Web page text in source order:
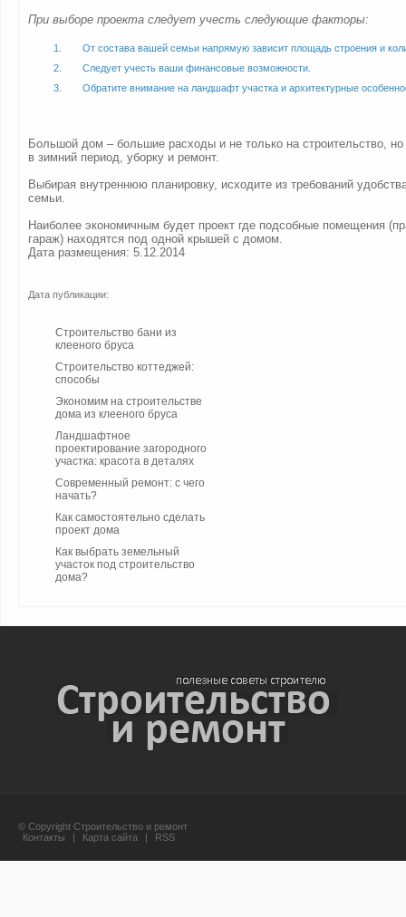
При выборе проекта следует учесть следующие факторы:
От состава вашей семьи напрямую зависит площадь строения и
Следует учесть ваши финансовые возможности.
Обратите внимание на ландшафт участка и архитектурные
Большой дом – большие расходы и не только на строительство, но
в зимний период, уборку и ремонт.
Выбирая внутреннюю планировку, исходите из требований
семьи.
Наиболее экономичным будет проект где подсобные помещения
гараж) находятся под одной крышей с домом.
Дата размещения: 5.12.2014
Дата публикации:
Строительство бани из
клееного бруса
Строительство коттеджей:
способы
Экономим на строительстве
дома из клееного бруса
Ландшафтное
проектирование загородного
участка: красота в деталях
Современный ремонт: с чего
начать?
Как самостоятельно сделать
проект дома
Как выбрать земельный
участок под строительство
дома?
© Copyright Строительство и ремонт
Контакты
| Карта сайта | RSS